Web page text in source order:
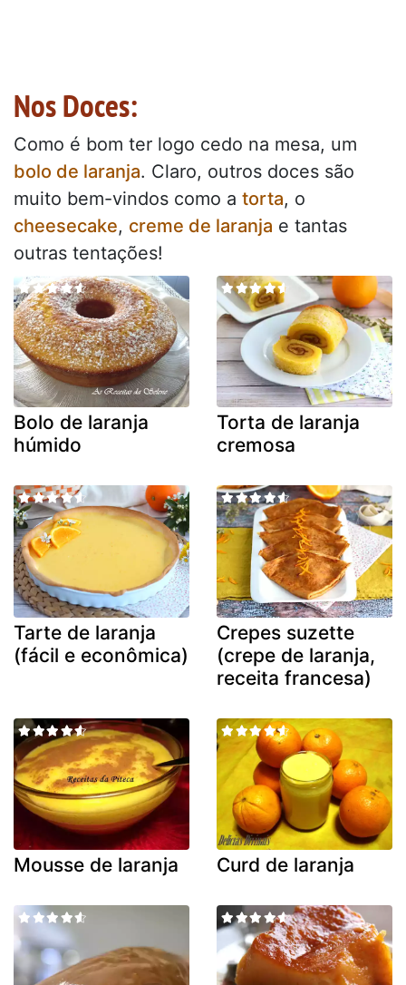
Nos Doces:
Como é bom ter logo cedo na mesa, um
bolo de laranja. Claro, outros doces são
muito bem-vindos como a torta, o
cheesecake, creme de laranja e tantas
outras tentações!
Bolo de laranja
húmido
Torta de laranja
cremosa
Tarte de laranja
(fácil e econômica)
Crepes suzette
(crepe de laranja,
receita francesa)
Mousse de laranja Curd de laranja